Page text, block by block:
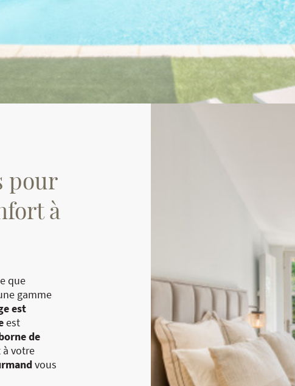
pour
à
que
gamme
est
est
de
à votre
vous